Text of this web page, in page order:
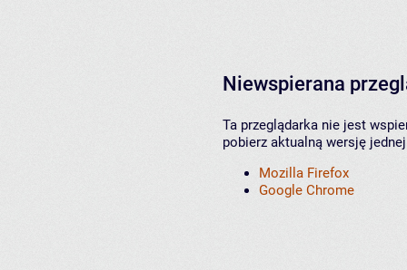
Niewspierana
Ta przeglądarka nie jest
pobierz aktualną wersję
Mozilla Firefox
Google Chrome